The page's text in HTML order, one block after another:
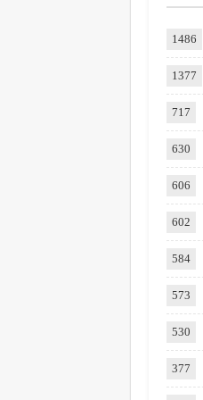
1486
1377
717
630
606
602
584
573
530
377